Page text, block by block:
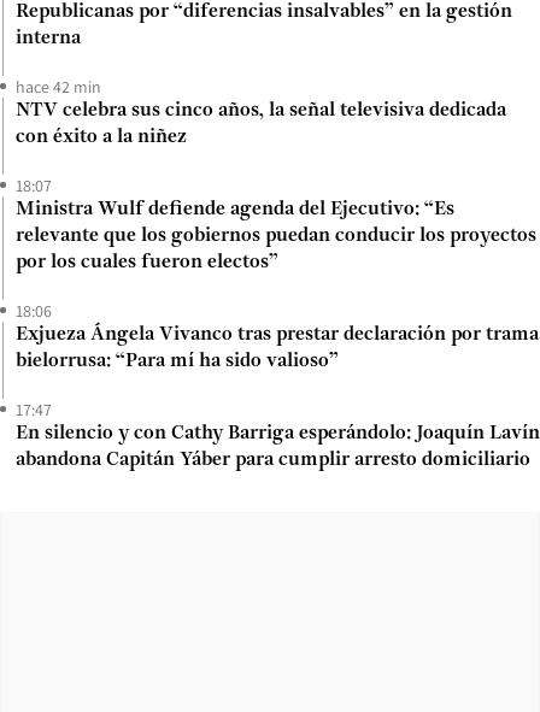
Republicanas por “diferencias insalvables” en la gestión
interna
hace 42 min
NTV celebra sus cinco años, la señal televisiva dedicada
con éxito a la niñez
18:07
Ministra Wulf defiende agenda del Ejecutivo: “Es
relevante que los gobiernos puedan conducir los proyectos
por los cuales fueron electos”
18:06
Exjueza Ángela Vivanco tras prestar declaración por trama
bielorrusa: “Para mí ha sido valioso”
17:47
En silencio y con Cathy Barriga esperándolo: Joaquín Lavín
abandona Capitán Yáber para cumplir arresto domiciliario